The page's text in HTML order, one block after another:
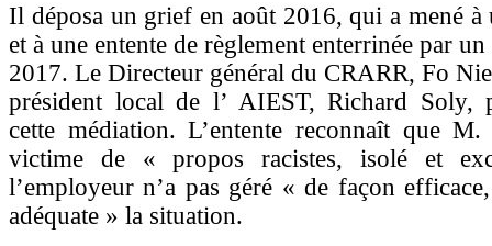
Il déposa un grief en août 2016, qui a mené à
et à une entente de règlement enterrinée par
2017. Le Directeur général du CRARR, Fo
président local de l’ AIEST, Richard Soly,
cette médiation. L’entente reconnaît que
victime de « propos racistes, isolé et
l’employeur n’a pas géré « de façon
adéquate » la situation.